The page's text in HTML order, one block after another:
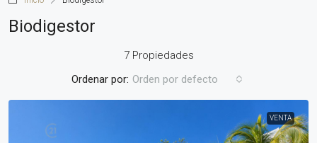
Biodigestor
7 Propiedades
Ordenar por: Orden por defecto
VENTA